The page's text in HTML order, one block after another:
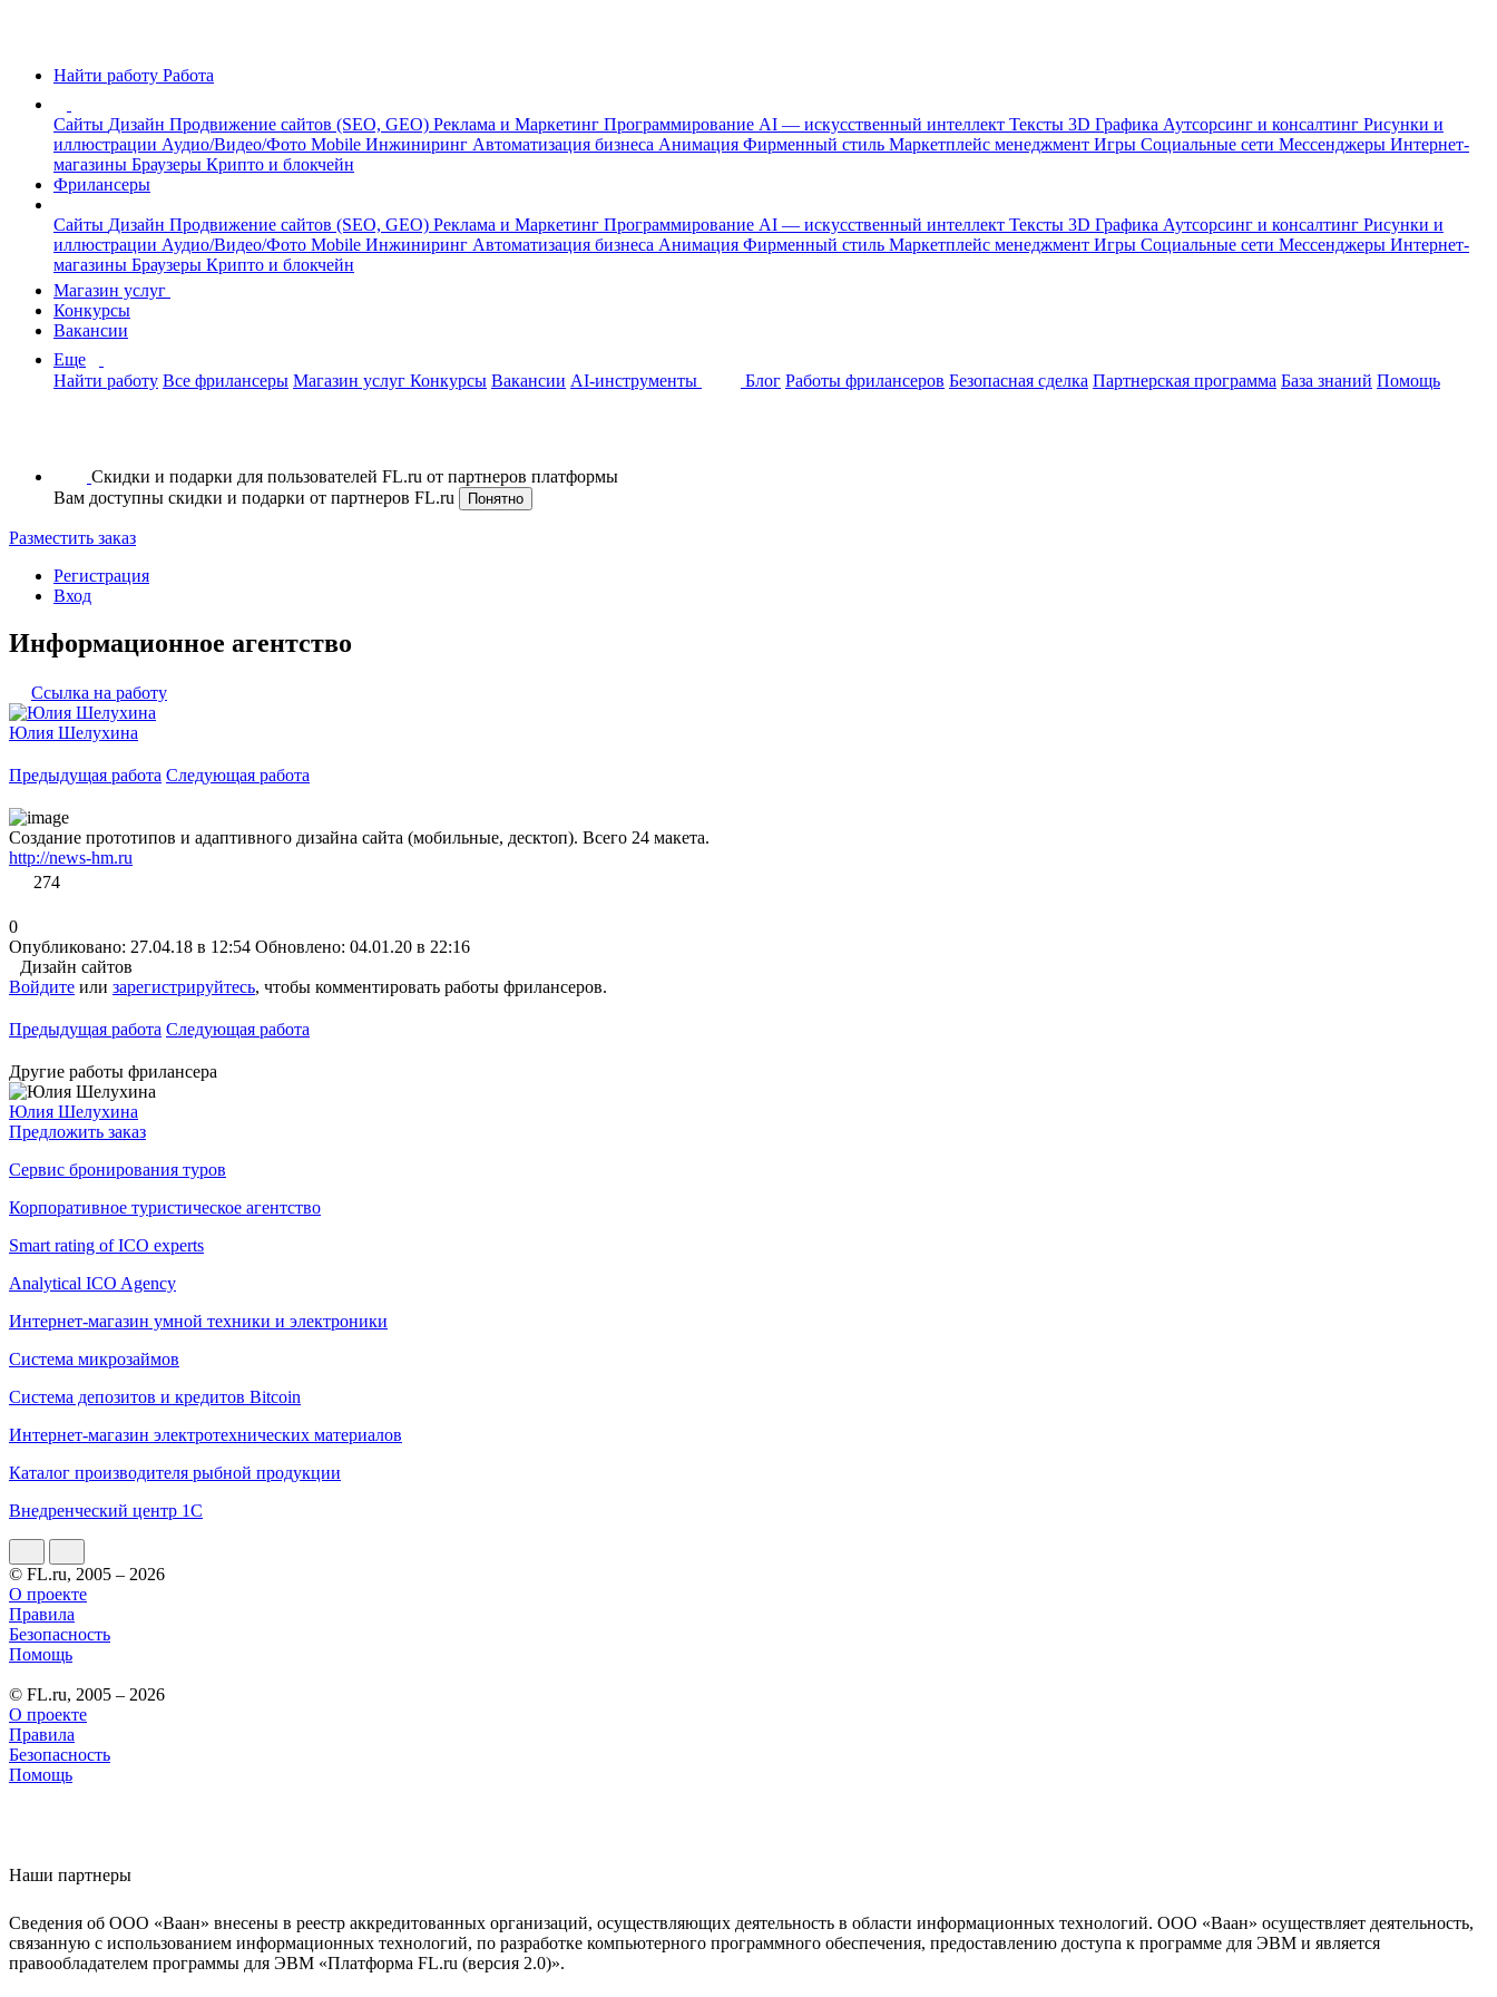
Найти работу Работа
Сайты Дизайн Продвижение сайтов (SEO, GEO) Реклама и Маркетинг Программирование AI — искусственный интеллект Тексты 3D Графика Аутсорсинг и консалтинг Рисунки и
иллюстрации Аудио/Видео/Фото Mobile Инжиниринг Автоматизация бизнеса Анимация Фирменный стиль Маркетплейс менеджмент Игры Социальные сети Мессенджеры Интернет-
магазины Браузеры Крипто и блокчейн
Фрилансеры
Сайты Дизайн Продвижение сайтов (SEO, GEO) Реклама и Маркетинг Программирование AI — искусственный интеллект Тексты 3D Графика Аутсорсинг и консалтинг Рисунки и
иллюстрации Аудио/Видео/Фото Mobile Инжиниринг Автоматизация бизнеса Анимация Фирменный стиль Маркетплейс менеджмент Игры Социальные сети Мессенджеры Интернет-
магазины Браузеры Крипто и блокчейн
Магазин услуг
Конкурсы
Вакансии
Еще
Найти работу Все фрилансеры Магазин услуг Конкурсы Вакансии AI-инструменты Блог Работы фрилансеров Безопасная сделка Партнерская программа База знаний Помощь
Скидки и подарки для пользователей FL.ru от партнеров платформы
Вам доступны скидки и подарки от партнеров FL.ru
Понятно
Разместить заказ
Регистрация
Вход
Информационное агентство
Ссылка на работу
Юлия Шелухина
Предыдущая работа Следующая работа
Создание прототипов и адаптивного дизайна сайта (мобильные, десктоп). Всего 24 макета.
http://news-hm.ru
274
0
Опубликовано: 27.04.18 в 12:54 Обновлено: 04.01.20 в 22:16
Дизайн сайтов
Войдите или зарегистрируйтесь, чтобы комментировать работы фрилансеров.
Предыдущая работа Следующая работа
Другие работы фрилансера
Юлия Шелухина
Предложить заказ
Сервис бронирования туров
Корпоративное туристическое агентство
Smart rating of ICO experts
Analytical ICO Agency
Интернет-магазин умной техники и электроники
Система микрозаймов
Система депозитов и кредитов Bitcoin
Интернет-магазин электротехнических материалов
Каталог производителя рыбной продукции
Внедренческий центр 1С
© FL.ru, 2005 – 2026
О проекте
Правила
Безопасность
Помощь
© FL.ru, 2005 – 2026
О проекте
Правила
Безопасность
Помощь
Наши партнеры
Сведения об ООО «Ваан» внесены в реестр аккредитованных организаций, осуществляющих деятельность в области информационных технологий. ООО «Ваан» осуществляет деятельность,
связанную с использованием информационных технологий, по разработке компьютерного программного обеспечения, предоставлению доступа к программе для ЭВМ и является
правообладателем программы для ЭВМ «Платформа FL.ru (версия 2.0)».